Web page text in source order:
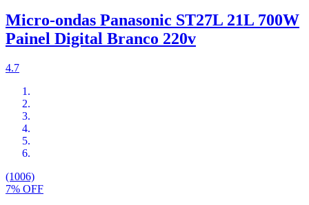
Micro-ondas Panasonic ST27L 21L 700W
Painel Digital Branco 220v
4.7
(1006)
7% OFF